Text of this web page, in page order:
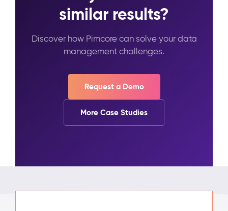
similar results?
Discover how Pimcore can solve your data
management challenges.
Request a Demo
More Case Studies